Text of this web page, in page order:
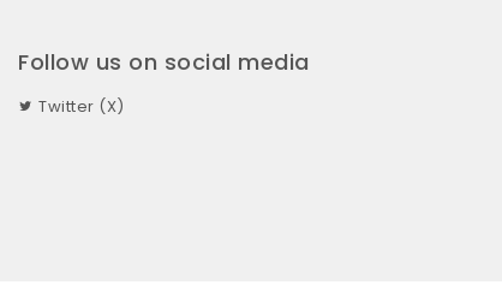
Follow us on social media
Twitter (X)